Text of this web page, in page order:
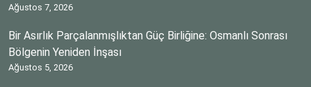
Ağustos 7, 2026
Bir Asırlık Parçalanmışlıktan Güç Birliğine: Osmanlı Sonrası
Bölgenin Yeniden İnşası
Ağustos 5, 2026